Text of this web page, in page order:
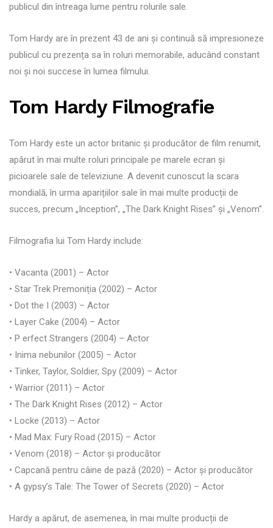
publicul din întreaga lume pentru rolurile sale.
Tom Hardy are în prezent 43 de ani și continuă să impresioneze
publicul cu prezența sa în roluri memorabile, aducând constant
noi și noi succese în lumea filmului.
Tom Hardy Filmografie
Tom Hardy este un actor britanic și producător de film renumit,
apărut în mai multe roluri principale pe marele ecran și
picioarele sale de televiziune. A devenit cunoscut la scara
mondială, în urma aparițiilor sale în mai multe producții de
succes, precum „Inception”, „The Dark Knight Rises” și „Venom”.
Filmografia lui Tom Hardy include:
• Vacanta (2001) – Actor
• Star Trek Premoniția (2002) – Actor
• Dot the I (2003) – Actor
• Layer Cake (2004) – Actor
• P erfect Strangers (2004) – Actor
• Inima nebunilor (2005) – Actor
• Tinker, Taylor, Soldier, Spy (2009) – Actor
• Warrior (2011) – Actor
• The Dark Knight Rises (2012) – Actor
• Locke (2013) – Actor
• Mad Max: Fury Road (2015) – Actor
• Venom (2018) – Actor și producător
• Capcană pentru câine de pază (2020) – Actor și producător
• A gypsy’s Tale: The Tower of Secrets (2020) – Actor
Hardy a apărut, de asemenea, în mai multe producții de